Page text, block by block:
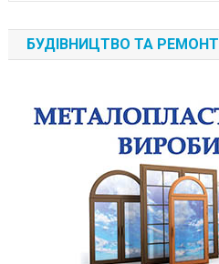
БУДІВНИЦТВО ТА РЕМОНТ